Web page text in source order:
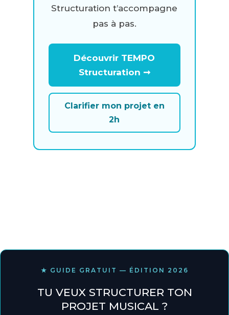
Structuration t’accompagne
pas à pas.
Découvrir TEMPO
Structuration ➞
Clarifier mon projet en
2h
★ GUIDE GRATUIT — ÉDITION 2026
TU VEUX STRUCTURER TON
PROJET MUSICAL ?